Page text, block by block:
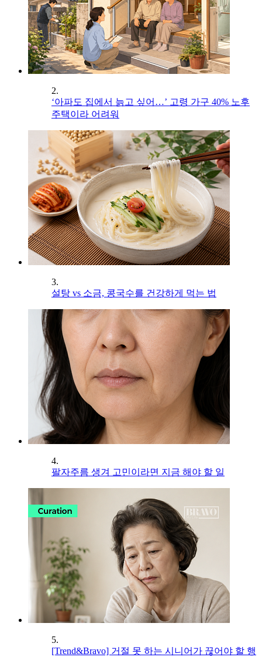
2.
‘아파도 집에서 늙고 싶어…’ 고령 가구 40% 노후
주택이라 어려워
3.
설탕 vs 소금, 콩국수를 건강하게 먹는 법
4.
팔자주름 생겨 고민이라면 지금 해야 할 일
5.
[Trend&Bravo] 거절 못 하는 시니어가 끊어야 할 행